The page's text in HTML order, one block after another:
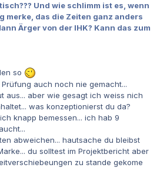
Und wie schlimm ist es, wenn
merke, das die Zeiten ganz anders
Ärger von der IHK? Kann das zum
so
auch noch nie gemacht...
aus... aber wie gesagt ich weiss nich
was konzeptionierst du da?
knapp bemessen... ich hab 9
abweichen... hautsache du bleibst
du solltest im Projektbericht aber
zu stande gekome